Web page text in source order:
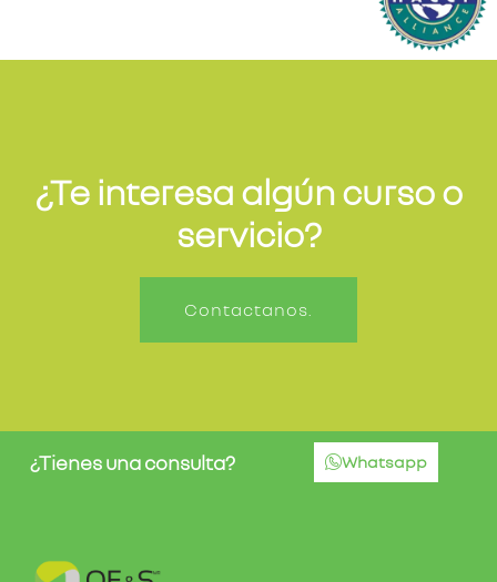
¿Te interesa algún curso o
servicio?
Contactanos.
¿Tienes una consulta? Whatsapp